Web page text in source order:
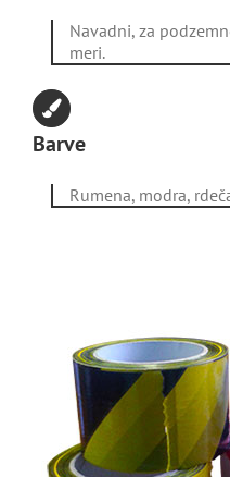
Navadni, za
meri.
Barve
Rumena, modra,